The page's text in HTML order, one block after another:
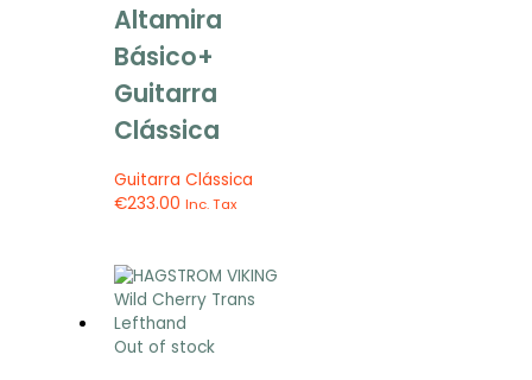
Altamira
Básico+
Guitarra
Clássica
Guitarra Clássica
€233.00 Inc. Tax
Out of stock